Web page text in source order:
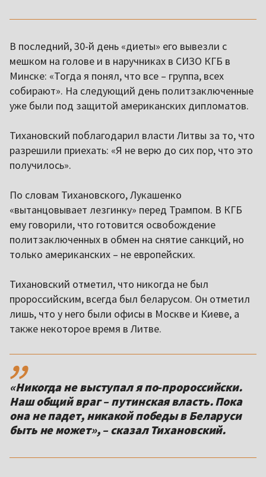
В последний, 30-й день «диеты» его вывезли с
мешком на голове и в наручниках в СИЗО КГБ в
Минске: «Тогда я понял, что все – группа, всех
собирают». На следующий день политзаключенные
уже были под защитой американских дипломатов.
Тихановский поблагодарил власти Литвы за то, что
разрешили приехать: «Я не верю до сих пор, что это
получилось».
По словам Тихановского, Лукашенко
«вытанцовывает лезгинку» перед Трампом. В КГБ
ему говорили, что готовится освобождение
политзаключенных в обмен на снятие санкций, но
только американских – не европейских.
Тихановский отметил, что никогда не был
пророссийским, всегда был беларусом. Он отметил
лишь, что у него были офисы в Москве и Киеве, а
также некоторое время в Литве.
,,
«Никогда не выступал я по-пророссийски.
Наш общий враг – путинская власть. Пока
она не падет, никакой победы в Беларуси
быть не может», – сказал Тихановский.